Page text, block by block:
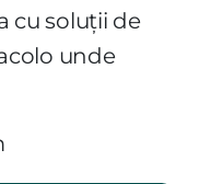
cu soluții de
unde